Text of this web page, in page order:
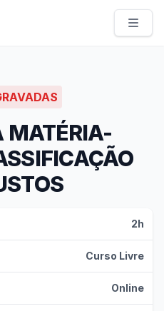
MATÉRIA-
2h
Curso Livre
Online